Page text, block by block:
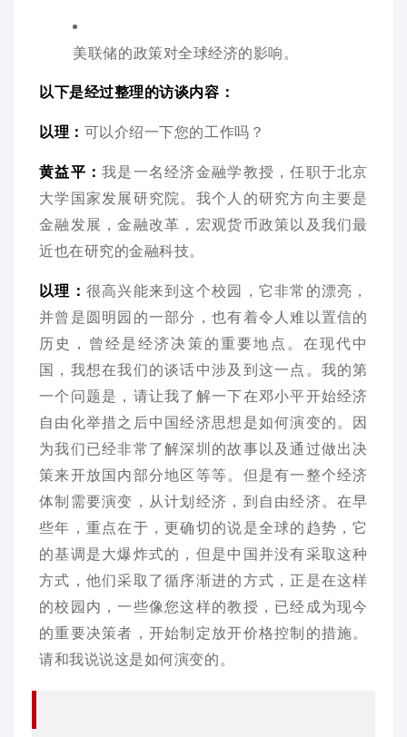
美联储的政策对全球经济的影响。
以下是经过整理的访谈内容：
以理： 可以介绍一下您的工作吗？
黄益平：我是一名经济金融学教授，任职于北京
大学国家发展研究院。我个人的研究方向主要是
金融发展，金融改革，宏观货币政策以及我们最
近也在研究的金融科技。
以理： 很高兴能来到这个校园，它非常的漂亮，
并曾是圆明园的一部分，也有着令人难以置信的
历史，曾经是经济决策的重要地点。在现代中
国，我想在我们的谈话中涉及到这一点。我的第
一个问题是，请让我了解一下在邓小平开始经济
自由化举措之后中国经济思想是如何演变的。因
为我们已经非常了解深圳的故事以及通过做出决
策来开放国内部分地区等等。但是有一整个经济
体制需要演变，从计划经济，到自由经济。在早
些年，重点在于，更确切的说是全球的趋势，它
的基调是大爆炸式的，但是中国并没有采取这种
方式，他们采取了循序渐进的方式，正是在这样
的校园内，一些像您这样的教授，已经成为现今
的重要决策者，开始制定放开价格控制的措施。
请和我说说这是如何演变的。